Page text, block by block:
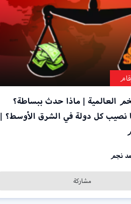
العالمية | ماذا حدث ببساطة؟
نصيب كل دولة في الشرق الأوسط؟ |
نجم
مشاركة